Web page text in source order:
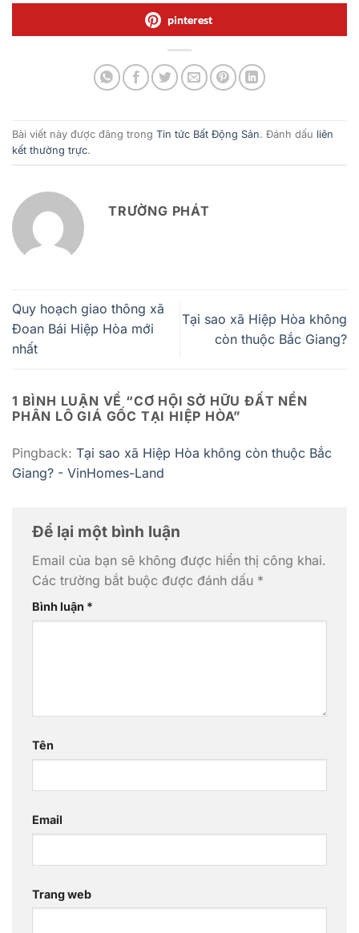
pinterest
Bài viết này được đăng trong Tin tức Bất Động Sản. Đánh dấu liên
kết thường trực.
TRƯỜNG PHÁT
Quy hoạch giao thông xã
Đoan Bái Hiệp Hòa mới
nhất
Tại sao xã Hiệp Hòa không
còn thuộc Bắc Giang?
1 BÌNH LUẬN VỀ “CƠ HỘI SỞ HỮU ĐẤT NỀN
PHÂN LÔ GIÁ GỐC TẠI HIỆP HÒA”
Pingback: Tại sao xã Hiệp Hòa không còn thuộc Bắc
Giang? - VinHomes-Land
Để lại một bình luận
Email của bạn sẽ không được hiển thị công khai.
Các trường bắt buộc được đánh dấu *
Bình luận *
Tên
Email
Trang web